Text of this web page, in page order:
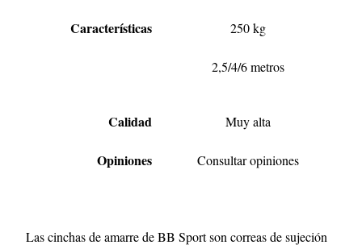
Características 250 kg
2,5/4/6 metros
Calidad Muy alta
Opiniones Consultar opiniones
Las cinchas de amarre de BB Sport son correas de sujeción